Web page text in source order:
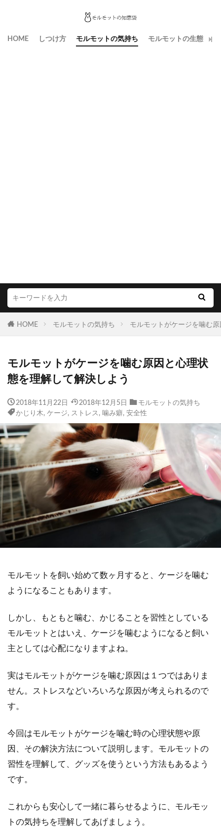
HOME しつけ方 モルモットの気持ち モルモットの生態
HOME モルモットの気持ち モルモットがケージを噛む
モルモットがケージを噛む原因と心理状
態を理解して解決しよう
2018年11月22日 2018年12月5日
モルモットの気持ち
かじり木, ケージ, ストレス , 噛み癖, 安全性
モルモットを飼い始めて数ヶ月すると、ケージを噛む
ようになることもあります。
しかし、もともと噛む、かじることを習性としている
モルモットとはいえ、ケージを噛むようになると飼い
主としては心配になりますよね。
実はモルモットがケージを噛む原因は１つではありま
せん。ストレスなどいろいろな原因が考えられるので
す。
今回はモルモットがケージを噛む時の心理状態や原
因、その解決方法について説明します。モルモットの
習性を理解して、グッズを使うという方法もあるよう
です。
これからも安心して一緒に暮らせるように、モルモッ
トの気持ちを理解してあげましょう。